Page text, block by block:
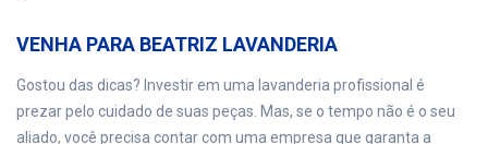
VENHA PARA BEATRIZ LAVANDERIA
Gostou das dicas? Investir em uma lavanderia profissional é
prezar pelo cuidado de suas peças. Mas, se o tempo não é o seu
aliado, você precisa contar com uma empresa que garanta a